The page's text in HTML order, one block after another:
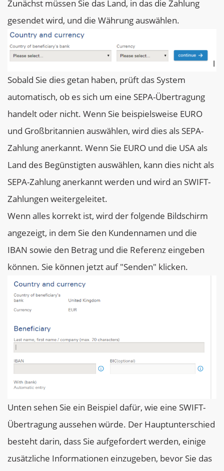
Zunächst müssen Sie das Land, in das die Zahlung
gesendet wird, und die Währung auswählen.
Sobald Sie dies getan haben, prüft das System
automatisch, ob es sich um eine SEPA-Übertragung
handelt oder nicht. Wenn Sie beispielsweise EURO
und Großbritannien auswählen, wird dies als SEPA-
Zahlung anerkannt. Wenn Sie EURO und die USA als
Land des Begünstigten auswählen, kann dies nicht als
SEPA-Zahlung anerkannt werden und wird an SWIFT-
Zahlungen weitergeleitet.
Wenn alles korrekt ist, wird der folgende Bildschirm
angezeigt, in dem Sie den Kundennamen und die
IBAN sowie den Betrag und die Referenz eingeben
können. Sie können jetzt auf "Senden" klicken.
Unten sehen Sie ein Beispiel dafür, wie eine SWIFT-
Übertragung aussehen würde. Der Hauptunterschied
besteht darin, dass Sie aufgefordert werden, einige
zusätzliche Informationen einzugeben, bevor Sie das